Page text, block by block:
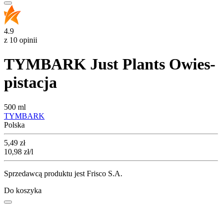
4.9
z 10 opinii
TYMBARK Just Plants Owies-
pistacja
500 ml
TYMBARK
Polska
Cena
5,49 zł
10,98 zł/l
Sprzedawcą produktu jest Frisco S.A.
Do koszyka